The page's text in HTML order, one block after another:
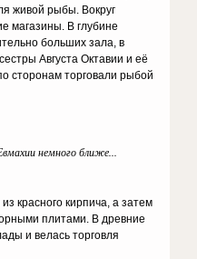
живой рыбы. Вокруг
магазины. В глубине
больших зала, в
Августа Октавии и её
сторонам торговали рыбой
немного ближе...
красного кирпича, а затем
плитами. В древние
и велась торговля